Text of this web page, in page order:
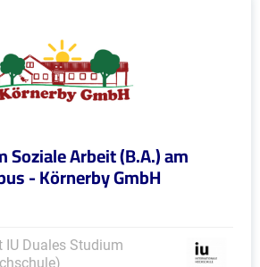
Soziale Arbeit (B.A.) am
- Körnerby GmbH
Duales Studium